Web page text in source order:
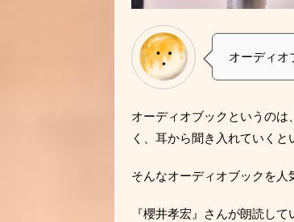
オーディオ
オーディオブックというの
く、耳から聞き入れていくと
そんなオーディオブックを人
『櫻井孝宏』さんが朗読して